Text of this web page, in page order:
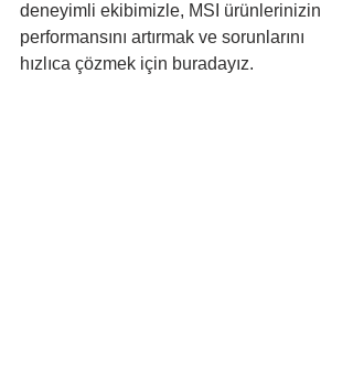
deneyimli ekibimizle, MSI ürünlerinizin
performansını artırmak ve sorunlarını
hızlıca çözmek için buradayız.